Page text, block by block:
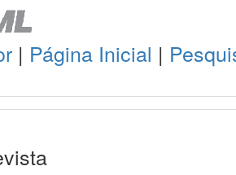
| Página Inicial |